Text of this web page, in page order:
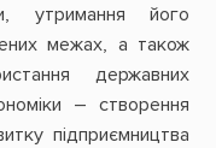
утримання його
межах, а також
державних
– створення
підприємництва